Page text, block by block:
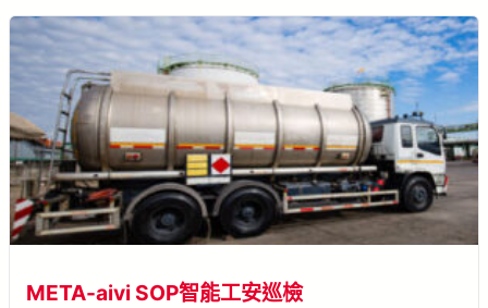
META-aivi SOP智能工安巡檢